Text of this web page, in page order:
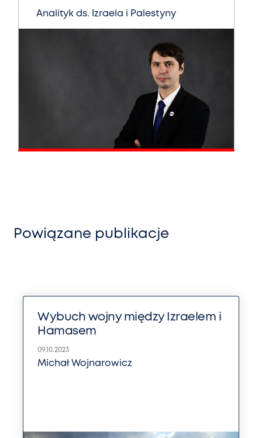
Analityk ds. Izraela i Palestyny
Powiązane publikacje
Wybuch wojny między Izraelem i
Hamasem
09.10.2023
Michał Wojnarowicz